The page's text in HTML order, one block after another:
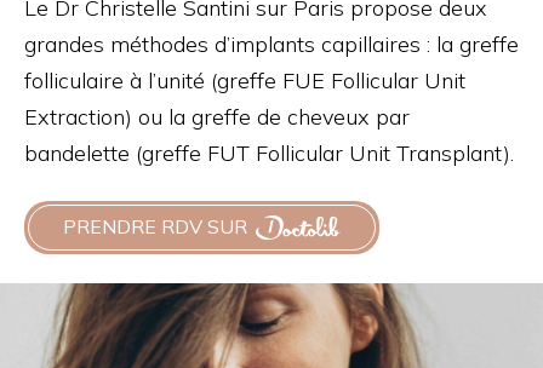
Le Dr Christelle Santini sur Paris propose deux
grandes méthodes d’implants capillaires : la greffe
folliculaire à l’unité (greffe FUE Follicular Unit
Extraction) ou la greffe de cheveux par
bandelette (greffe FUT Follicular Unit Transplant).
PRENDRE RDV SUR